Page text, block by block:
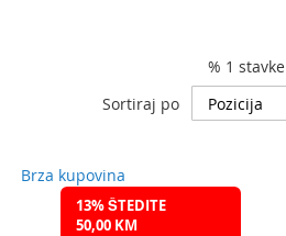
% 1 stavke
Sortiraj po
Brza kupovina
13% ŠTEDITE
50,00 KM